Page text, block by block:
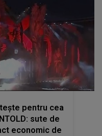
pentru cea
sute de
economic de